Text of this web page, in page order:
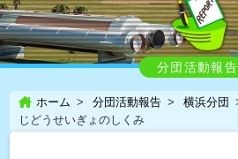
分団活動報告
ホーム 分団活動報告
横浜分団
じどうせいぎょのしくみ